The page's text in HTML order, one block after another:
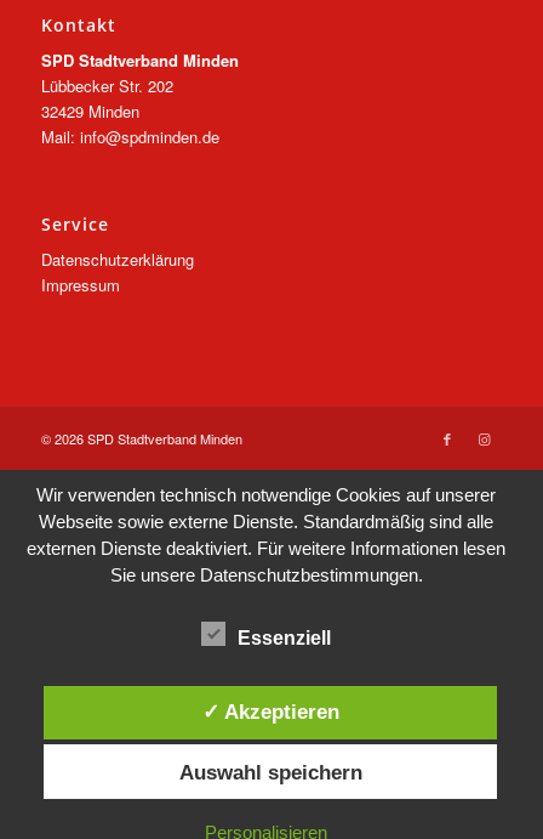
Kontakt
SPD Stadtverband Minden
Lübbecker Str. 202
32429 Minden
Mail: info@spdminden.de
Service
Datenschutzerklärung
Impressum
© 2026 SPD Stadtverband Minden
Wir verwenden technisch notwendige Cookies auf unserer
Webseite sowie externe Dienste. Standardmäßig sind alle
externen Dienste deaktiviert. Für weitere Informationen lesen
Sie unsere Datenschutzbestimmungen.
Essenziell
✓ Akzeptieren
Auswahl speichern
Personalisieren